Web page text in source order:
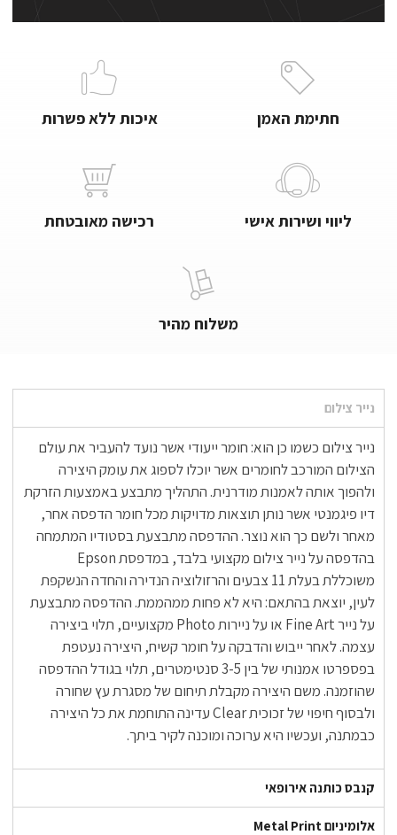
חתימת האמן איכות ללא פשרות
ליווי ושירות אישי רכישה מאובטחת
משלוח מהיר
נייר צילום
נייר צילום כשמו כן הוא: חומר ייעודי אשר נועד להעביר את עולם
הצילום המורכב לחומרים אשר יוכלו לספוג את עומק היצירה
ולהפוך אותה לאמנות מודרנית. התהליך מתבצע באמצעות הזרקת
דיו פיגמנטי אשר נותן תוצאות מדויקות מכל חומר הדפסה אחר,
מאחר ולשם כך הוא נוצר. ההדפסה מתבצעת בסטודיו המתמחה
בהדפסה על נייר צילום מקצועי בלבד, במדפסת Epson
משוכללת בעלת 11 צבעים והרזולוציה הנדירה והחדה הנשקפת
לעין, יוצאת בהתאם: היא לא פחות ממהממת. ההדפסה מתבצעת
על נייר Fine Art או על ניירות Photo מקצועיים, תלוי ביצירה
עצמה. לאחר ייבוש והדבקה על חומר קשיח, היצירה נעטפת
בפספרטו אמנותי של בין 3-5 סנטימטרים, תלוי בגודל ההדפסה
שהוזמנה. משם היצירה מקבלת תיחום של מסגרת עץ שחורה
ולבסוף חיפוי של זכוכית Clear עדינה התוחמת את כל היצירה
כבמתנה, ועכשיו היא ערוכה ומוכנה לקיר ביתך.
קנבס כותנה אירופאי
אלומיניום Metal Print